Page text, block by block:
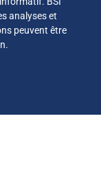
analyses et
peuvent être